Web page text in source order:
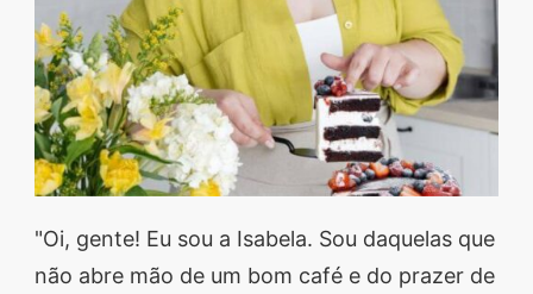
que vão impressionar
todos ao seu redor.
Transforme suas
refeições e inspire-se
agora mesmo!
"Oi, gente! Eu sou a Isabela. Sou daquelas que
não abre mão de um bom café e do prazer de